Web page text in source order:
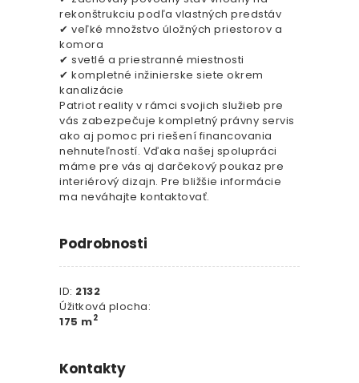
rekonštrukciu podľa vlastných predstáv
✔ veľké množstvo úložných priestorov a
komora
✔ svetlé a priestranné miestnosti
✔ kompletné inžinierske siete okrem
kanalizácie
Patriot reality v rámci svojich služieb pre
vás zabezpečuje kompletný právny servis
ako aj pomoc pri riešení financovania
nehnuteľností. Vďaka našej spolupráci
máme pre vás aj darčekový poukaz pre
interiérový dizajn. Pre bližšie informácie
ma neváhajte kontaktovať.
Podrobnosti
ID: 2132
Úžitková plocha:
175 m2
Kontakty